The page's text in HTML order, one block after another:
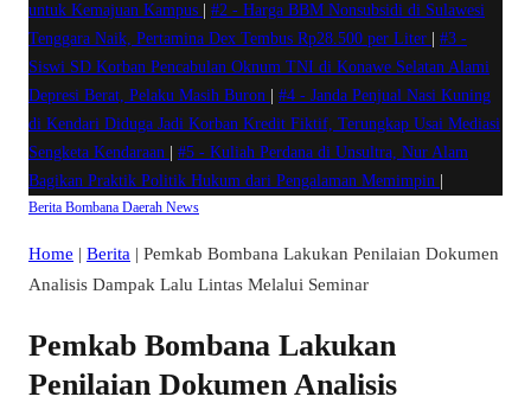
untuk Kemajuan Kampus
#2 - Harga BBM Nonsubsidi di Sulawesi
Tenggara Naik, Pertamina Dex Tembus Rp28.500 per Liter
#3 -
Siswi SD Korban Pencabulan Oknum TNI di Konawe Selatan Alami
Depresi Berat, Pelaku Masih Buron
#4 - Janda Penjual Nasi Kuning
di Kendari Diduga Jadi Korban Kredit Fiktif, Terungkap Usai Mediasi
Sengketa Kendaraan
#5 - Kuliah Perdana di Unsultra, Nur Alam
Bagikan Praktik Politik Hukum dari Pengalaman Memimpin
Berita Bombana Daerah News
Home | Berita | Pemkab Bombana Lakukan Penilaian Dokumen
Analisis Dampak Lalu Lintas Melalui Seminar
Pemkab Bombana Lakukan
Penilaian Dokumen Analisis